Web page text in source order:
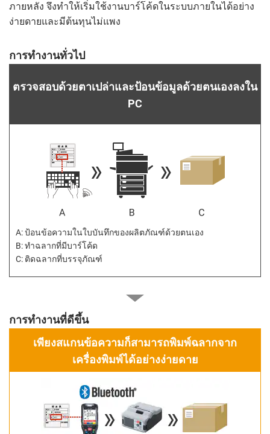
ภายหลัง จึงทำให้เริ่มใช้งานบาร์โค้ดในระบบภายในได้อย่าง
ง่ายดายและมีต้นทุนไม่แพง
การทำงานทั่วไป
ตรวจสอบด้วยตาเปล่าและป้อนข้อมูลด้วยตนเองลงใน
PC
A: ป้อนข้อความในใบบันทึกของผลิตภัณฑ์ด้วยตนเอง
B: ทำฉลากที่มีบาร์โค้ด
C: ติดฉลากที่บรรจุภัณฑ์
การทำงานที่ดีขึ้น
เพียงสแกนข้อความก็สามารถพิมพ์ฉลากจาก
เครื่องพิมพ์ได้อย่างง่ายดาย